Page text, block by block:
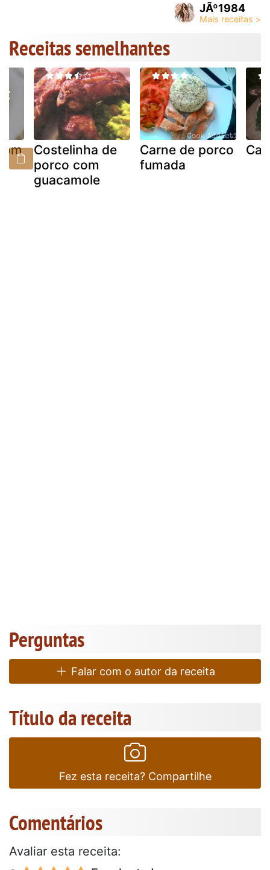
JÃº1984
Receitas semelhantes
Costelinha de
porco com
guacamole
Carne de porco
fumada
Perguntas
Falar com o autor da receita
Título da receita
Fez esta receita? Compartilhe
Comentários
Avaliar esta receita: